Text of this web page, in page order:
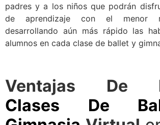
padres y a los niños que podrán
de aprendizaje con el menor
desarrollando aún más rápido las
alumnos en cada clase de ballet y
Ventajas De
Clases De